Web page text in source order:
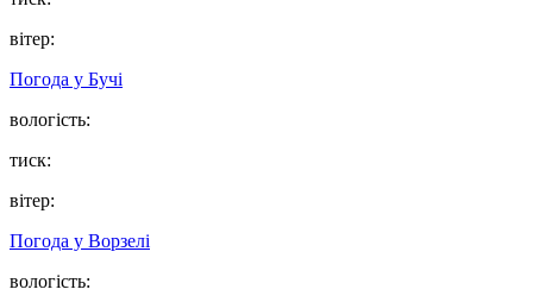
вітер:
Погода у Бучі
вологість:
тиск:
вітер:
Погода у Ворзелі
вологість: